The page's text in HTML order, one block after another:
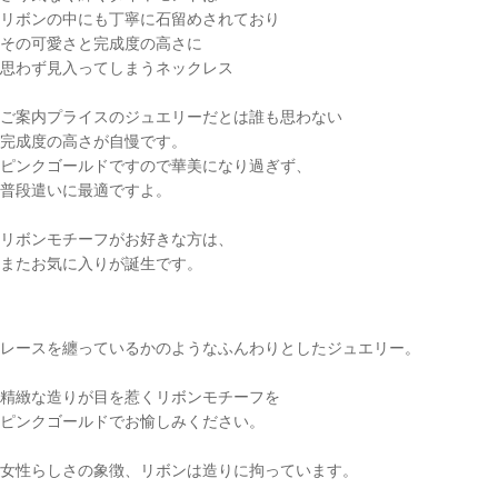
リボンの中にも丁寧に石留めされており
その可愛さと完成度の高さに
思わず見入ってしまうネックレス
ご案内プライスのジュエリーだとは誰も思わない
完成度の高さが自慢です。
ピンクゴールドですので華美になり過ぎず、
普段遣いに最適ですよ。
リボンモチーフがお好きな方は、
またお気に入りが誕生です。
レースを纏っているかのようなふんわりとしたジュエリー。
精緻な造りが目を惹くリボンモチーフを
ピンクゴールドでお愉しみください。
女性らしさの象徴、リボンは造りに拘っています。